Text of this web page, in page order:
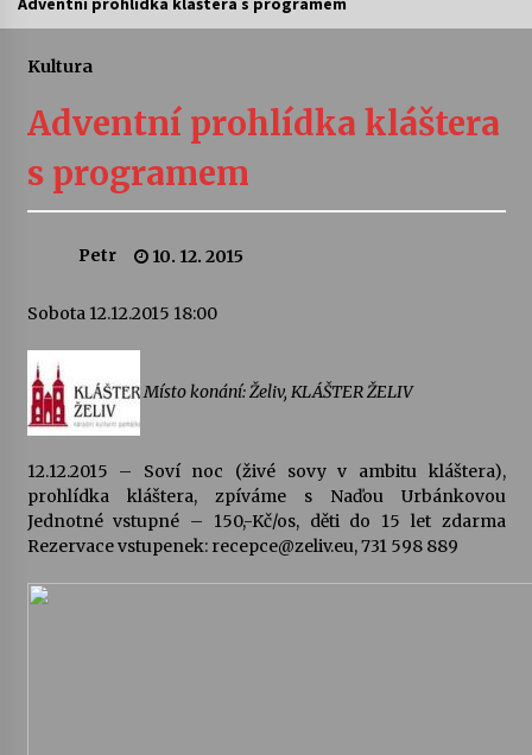
Vernisáž výstavy Josefíny Duškové: Stávám se
kapkou
Veselí muzikanti
šedesátka: 28. 7.–1. 8. 2026
Letní koncerty ve Stromovce: Kolchoz a
Jenakaši
28. 7. 2026
Votavžatský ploty
Kultura
Adventní prohlídka kláštera
s programem
Petr 10. 12. 2015
Sobota 12.12.2015 18:00
Místo konání: Želiv, KLÁŠTER ŽELIV
12.12.2015 – Soví noc (živé sovy v ambitu kláštera),
prohlídka kláštera, zpíváme s Naďou Urbánkovou
Jednotné vstupné – 150,-Kč/os, děti do 15 let zdarma
Rezervace vstupenek: recepce@zeliv.eu, 731 598 889